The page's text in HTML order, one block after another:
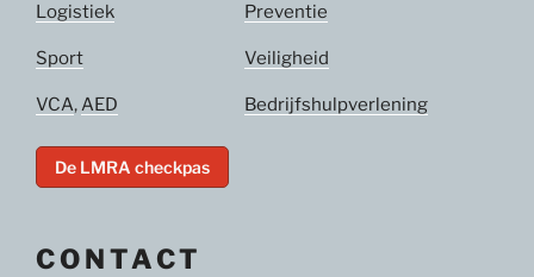
Logistiek Preventie
Sport Veiligheid
VCA,AED Bedrijfshulpverlening
De LMRA checkpas
CONTACT